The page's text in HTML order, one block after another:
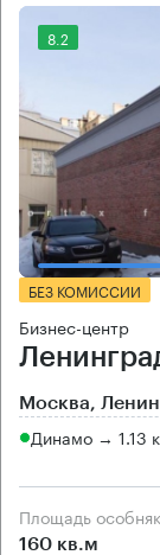
8.2
БЕЗ КОМИССИИ
Бизнес-центр
Москва,
Динамо → 1.13
Площадь
160 кв.м